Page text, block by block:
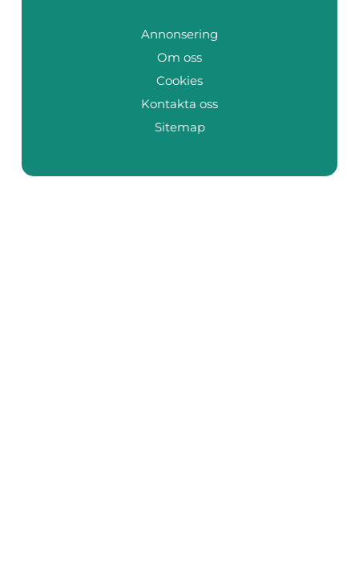
Annonsering
Om oss
Cookies
Kontakta oss
Sitemap